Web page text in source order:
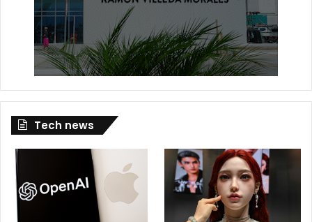
Tech news